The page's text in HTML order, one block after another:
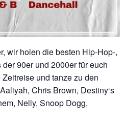
wir holen die besten Hip-Hop-,
90er und 2000er für euch
und tanze zu den
Chris Brown, Destiny‘s
Nelly, Snoop Dogg,